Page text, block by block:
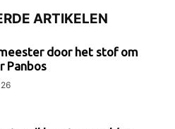
ARTIKELEN
door het stof om
Panbos